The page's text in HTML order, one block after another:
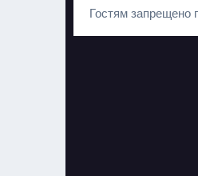
Гостям запрещено